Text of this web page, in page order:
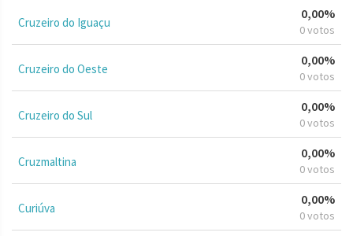
Cruzeiro do Iguaçu
0,00%
0 votos
Cruzeiro do Oeste
0,00%
0 votos
Cruzeiro do Sul
0,00%
0 votos
Cruzmaltina
0,00%
0 votos
Curiúva
0,00%
0 votos